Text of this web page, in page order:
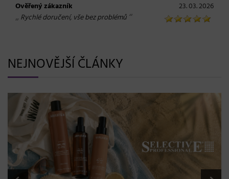
Ověřený zákazník 23. 03. 2026
„ Rychlé doručení, vše bez problémů “
NEJNOVĚJŠÍ ČLÁNKY
a maximální péče bez